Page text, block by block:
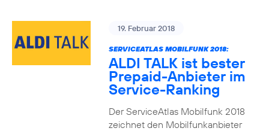
19. Februar 2018
SERVICEATLAS MOBILFUNK 2018:
ALDI TALK ist bester
Prepaid-Anbieter im
Service-Ranking
Der ServiceAtlas Mobilfunk 2018
zeichnet den Mobilfunkanbieter